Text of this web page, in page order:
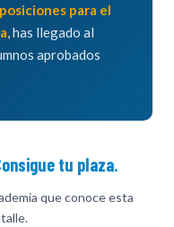
para el
, has llegado al
aprobados
tu plaza.
que conoce esta